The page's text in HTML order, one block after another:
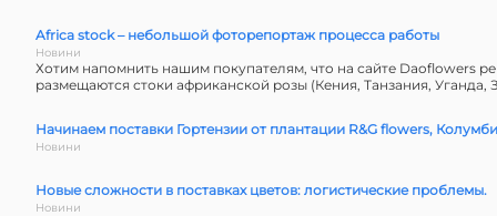
Africa stock – небольшой фоторепортаж процесса работы
Новини
Хотим напомнить нашим покупателям, что на сайте Daoflowers
размещаются стоки африканской розы (Кения, Танзания, Уганда,
Начинаем поставки Гортензии от плантации R&G flowers,
Новини
Новые сложности в поставках цветов: логистические проблемы.
Новини